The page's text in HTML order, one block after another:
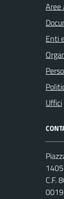
Aree
Enti
Uffici
C.F.